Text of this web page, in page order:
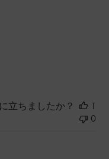
立ちましたか？
1
0